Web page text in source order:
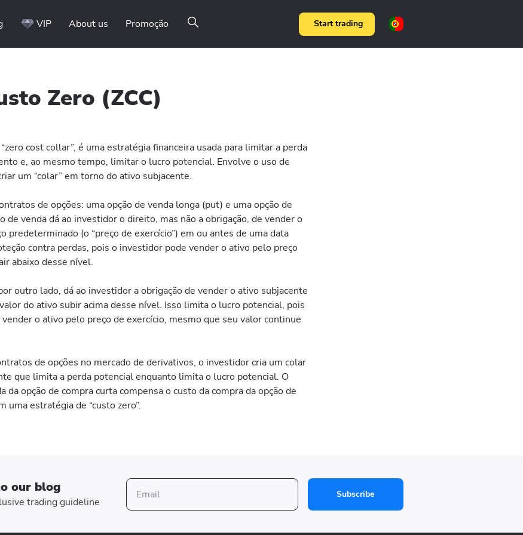
VIP About us Promoção Start trading
Zero (ZCC)
cost collar”, é uma estratégia financeira usada para limitar a perda
e, ao mesmo tempo, limitar o lucro potencial. Envolve o uso de
um “colar” em torno do ativo subjacente.
de opções: uma opção de venda longa (put) e uma opção de
de venda dá ao investidor o direito, mas não a obrigação, de vender o
predeterminado (o “preço de exercício”) em ou antes de uma data
contra perdas, pois o investidor pode vender o ativo pelo preço
abaixo desse nível.
outro lado, dá ao investidor a obrigação de vender o ativo subjacente
do ativo subir acima desse nível. Isso limita o lucro potencial, pois
o ativo pelo preço de exercício, mesmo que seu valor continue
de opções no mercado de derivativos, o investidor cria um colar
que limita a perda potencial enquanto limita o lucro potencial. O
da opção de compra curta compensa o custo da compra da opção de
uma estratégia de “custo zero”.
our blog
trading guideline
Subscribe